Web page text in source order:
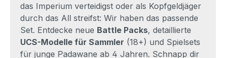
das Imperium verteidigst oder als Kopfgeldjäger
durch das All streifst: Wir haben das passende
Set. Entdecke neue Battle Packs, detaillierte
UCS-Modelle für Sammler (18+) und Spielsets
für junge Padawane ab 4 Jahren. Schnapp dir